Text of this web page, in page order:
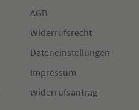
AGB
Widerrufsrecht
Dateneinstellungen
Impressum
Widerrufsantrag